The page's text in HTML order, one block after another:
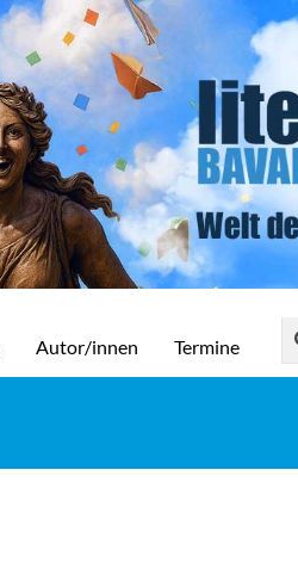
Autor/innen Termine